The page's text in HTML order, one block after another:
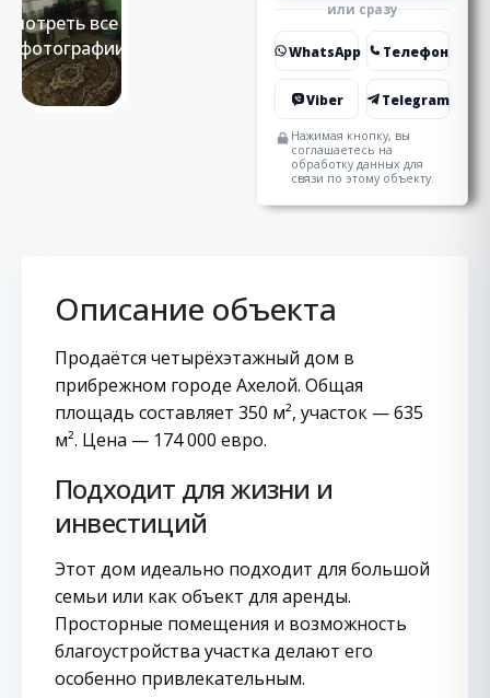
Смотреть все 20
фотографии
или сразу
WhatsApp Телефон
Viber Telegram
Нажимая кнопку, вы
соглашаетесь на
обработку данных для
связи по этому объекту.
Описание объекта
Продаётся четырёхэтажный дом в
прибрежном городе Ахелой. Общая
площадь составляет 350 м², участок — 635
м². Цена — 174 000 евро.
Подходит для жизни и
инвестиций
Этот дом идеально подходит для большой
семьи или как объект для аренды.
Просторные помещения и возможность
благоустройства участка делают его
особенно привлекательным.